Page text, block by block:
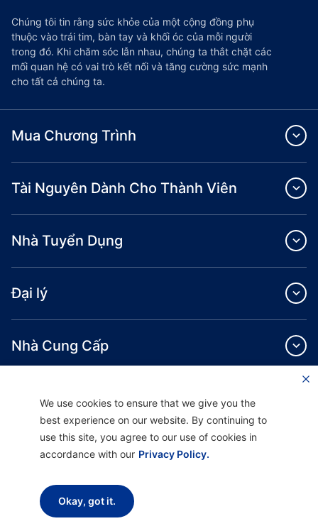
Chúng tôi tin rằng sức khỏe của một cộng đồng phụ
thuộc vào trái tim, bàn tay và khối óc của mỗi người
trong đó. Khi chăm sóc lẫn nhau, chúng ta thắt chặt các
mối quan hệ có vai trò kết nối và tăng cường sức mạnh
cho tất cả chúng ta.
Mua Chương Trình
Tài Nguyên Dành Cho Thành Viên
Nhà Tuyển Dụng
Đại lý
Nhà Cung Cấp
Giới Thiệu
Providence Health Plan cung cấp dịch vụ bảo hiểm y tế cá nhân, theo nhóm
thương mại và ASO.
We use cookies to ensure that we give you the
best experience on our website. By continuing to
use this site, you agree to our use of cookies in
accordance with our Privacy Policy.
Okay, got it.